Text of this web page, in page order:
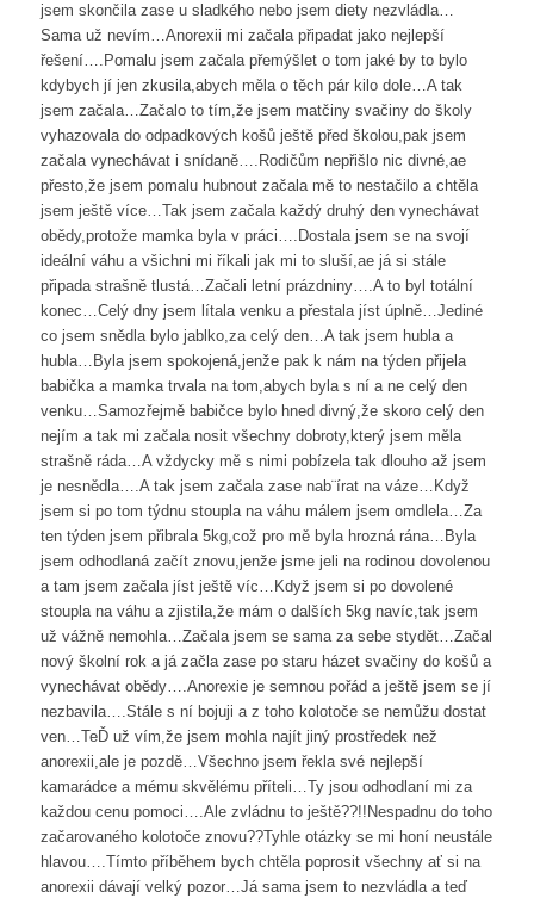
jsem skončila zase u sladkého nebo jsem diety nezvládla…
Sama už nevím…Anorexii mi začala připadat jako nejlepší
řešení….Pomalu jsem začala přemýšlet o tom jaké by to bylo
kdybych jí jen zkusila,abych měla o těch pár kilo dole…A tak
jsem začala…Začalo to tím,že jsem matčiny svačiny do školy
vyhazovala do odpadkových košů ještě před školou,pak jsem
začala vynechávat i snídaně….Rodičům nepřišlo nic divné,ae
přesto,že jsem pomalu hubnout začala mě to nestačilo a chtěla
jsem ještě více…Tak jsem začala každý druhý den vynechávat
obědy,protože mamka byla v práci….Dostala jsem se na svojí
ideální váhu a všichni mi říkali jak mi to sluší,ae já si stále
připada strašně tlustá…Začali letní prázdniny….A to byl totální
konec…Celý dny jsem lítala venku a přestala jíst úplně…Jediné
co jsem snědla bylo jablko,za celý den…A tak jsem hubla a
hubla…Byla jsem spokojená,jenže pak k nám na týden přijela
babička a mamka trvala na tom,abych byla s ní a ne celý den
venku…Samozřejmě babičce bylo hned divný,že skoro celý den
nejím a tak mi začala nosit všechny dobroty,který jsem měla
strašně ráda…A vždycky mě s nimi pobízela tak dlouho až jsem
je nesnědla….A tak jsem začala zase nab¨írat na váze…Když
jsem si po tom týdnu stoupla na váhu málem jsem omdlela…Za
ten týden jsem přibrala 5kg,což pro mě byla hrozná rána…Byla
jsem odhodlaná začít znovu,jenže jsme jeli na rodinou dovolenou
a tam jsem začala jíst ještě víc…Když jsem si po dovolené
stoupla na váhu a zjistila,že mám o dalších 5kg navíc,tak jsem
už vážně nemohla…Začala jsem se sama za sebe stydět…Začal
nový školní rok a já začla zase po staru házet svačiny do košů a
vynechávat obědy….Anorexie je semnou pořád a ještě jsem se jí
nezbavila….Stále s ní bojuji a z toho kolotoče se nemůžu dostat
ven…TeĎ už vím,že jsem mohla najít jiný prostředek než
anorexii,ale je pozdě…Všechno jsem řekla své nejlepší
kamarádce a mému skvělému příteli…Ty jsou odhodlaní mi za
každou cenu pomoci….Ale zvládnu to ještě??!!Nespadnu do toho
začarovaného kolotoče znovu??Tyhle otázky se mi honí neustále
hlavou….Tímto příběhem bych chtěla poprosit všechny ať si na
anorexii dávají velký pozor…Já sama jsem to nezvládla a teď